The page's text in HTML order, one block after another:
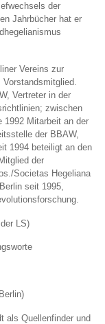
der
Jahrbücher hat er
Vereins zur
Vertreter in der
zwischen
1992 Mitarbeit an der
der BBAW,
1994 beteiligt an den
der
Societas Hegeliana
seit 1995,
LS)
als Quellenfinder und